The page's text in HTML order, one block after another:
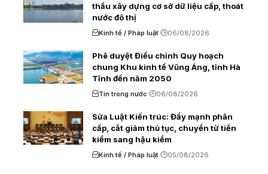
thầu xây dựng cơ sở dữ liệu cấp, thoát
nước đô thị
Kinh tế / Pháp luật 06/08/2026
Phê duyệt Điều chỉnh Quy hoạch
chung Khu kinh tế Vũng Áng, tỉnh Hà
Tĩnh đến năm 2050
Tin trong nước 06/08/2026
Sửa Luật Kiến trúc: Đẩy mạnh phân
cấp, cắt giảm thủ tục, chuyển từ tiền
kiểm sang hậu kiểm
Kinh tế / Pháp luật 05/08/2026